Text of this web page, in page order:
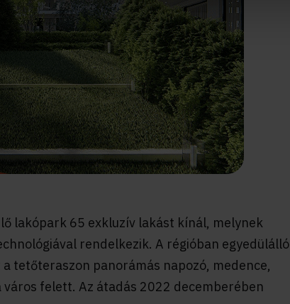
lakópark 65 exkluzív lakást kínál, melynek
rendelkezik. A régióban egyedülálló
tetőteraszon panorámás napozó, medence,
város felett. Az átadás 2022 decemberében